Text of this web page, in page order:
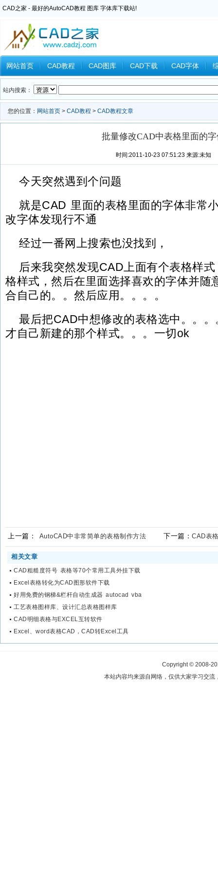
CAD之家 - 最好的AutoCAD教程 图库 字体库下载站!
网站首页 CAD教程 CAD图库 CAD下载 CAD字体
Inventor教程 Ansys教程 CAXA教程 中望CAD Catia教
站内搜索：
您的位置： 网站首页 > CAD教程 > CAD教程文章
批量修改CAD中表格里面的
时间:2011-10-23 07:51:23 来源:未知
今天突然遇到个问题
就是CAD 里面的表格里面的字体非常
改字体发现行不通
经过一番网上搜索也没找到，
后来我突然发现CAD上面有个表格样
格样式，然后在里面选择喜欢的字体并随
合自己的。。然后应用。。。。
最后把CAD中想修改的表格选中。。
才自己新建的那个样式。。。一切ok
上一篇： AutoCAD中非常简单的表格制作方法 下一篇： CAD表
相关文章
CAD粗糙度符号 表格等70个常用工具外挂下载
Excel表格转化为CAD图形软件下载
好用免费的钢梯&栏杆自动生成器 autocad vba
工艺表格图样库、设计汇总表格图样库
CAD明细表格与EXCEL互转软件
Excel、word表格CAD，CAD转Excel工具
Copyright © 2008-
本站内容均来源自网络，仅供大家学习交